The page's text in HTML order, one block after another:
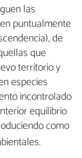
las
puntualmente
de
que
territorio y
especies
incontrolado
equilibrio
como